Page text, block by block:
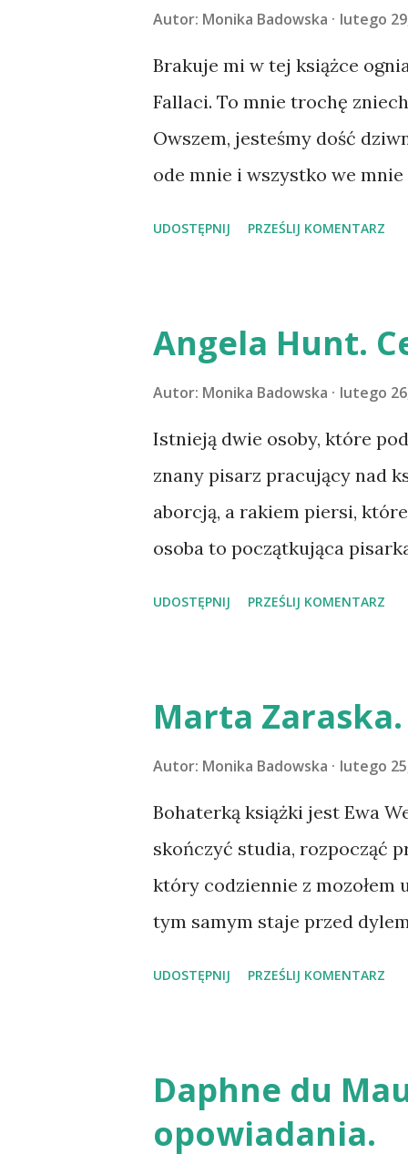
śpiewa na chwałę Pana
Autor: Monika Badowska lutego
Brakuje mi w tej książce
Fallaci. To mnie trochę
Owszem, jesteśmy dość
ode mnie i wszystko we mnie
skąd pochodzę, gdzie się
wyobrazić, nie miałobyś
biała, czy czarna, młoda czy
zastanawiam, czy jesteś już
związanych tym samym
dwoje nieznajomych,
UDOSTĘPNIJ PRZEŚLIJ KOMENTARZ
Angela Hunt.
Autor: Monika Badowska lutego
Istnieją dwie osoby, które
znany pisarz pracujący nad
aborcją, a rakiem piersi,
osoba to początkująca
UDOSTĘPNIJ PRZEŚLIJ KOMENTARZ
Marta
Autor: Monika Badowska lutego
Bohaterką książki jest Ewa
skończyć studia, rozpocząć
który codziennie z mozołem
tym samym staje przed
zaczynamy pracować,
znów być w szkole, odrabiać
UDOSTĘPNIJ PRZEŚLIJ KOMENTARZ
Daphne du
opowiadania.